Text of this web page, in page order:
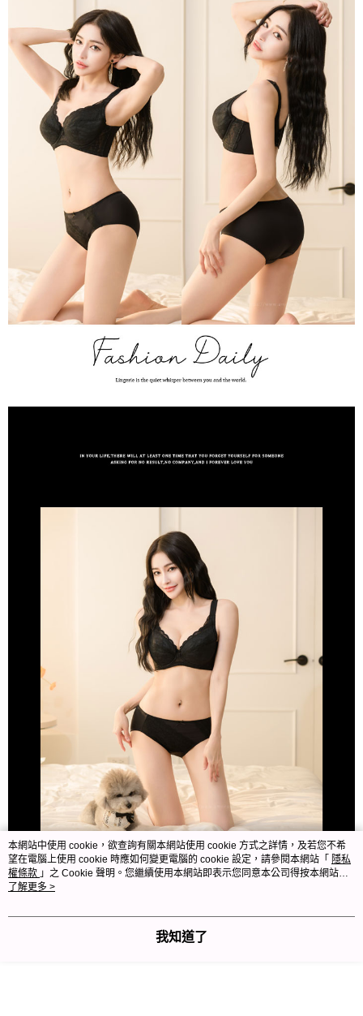
本網站中使用 cookie，欲查詢有關本網站使用 cookie 方式之詳情，及若您不希
望在電腦上使用 cookie 時應如何變更電腦的 cookie 設定，請參閱本網站「 隱私
權條款 」之 Cookie 聲明。您繼續使用本網站即表示您同意本公司得按本網站使
用條款之 Cookie 聲明使用 cookie。
了解更多 >
我知道了